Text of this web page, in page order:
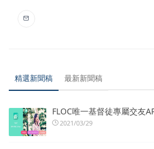
精選新聞稿 最新新聞稿
FLOC唯一基督徒專屬交友
2021/03/29